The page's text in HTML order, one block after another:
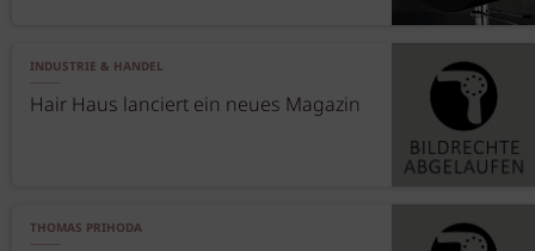
INDUSTRIE & HANDEL
Hair Haus lanciert ein neues Magazin
THOMAS PRIHODA